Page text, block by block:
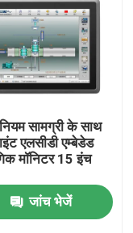
सामग्री के साथ
एलसीडी एम्बेडेड
मॉनिटर 15 इंच
जांच भेजें